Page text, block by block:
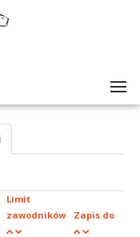
Limit
zawodników
Zapis do